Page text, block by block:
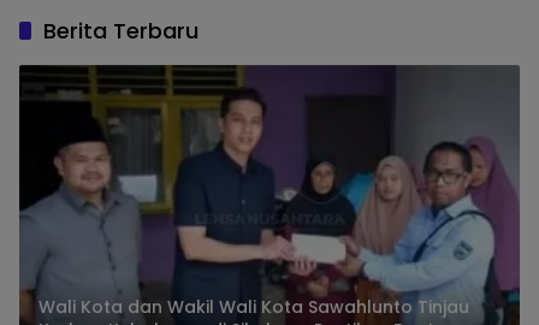
Berita Terbaru
Wali Kota dan Wakil Wali Kota Sawahlunto Tinjau